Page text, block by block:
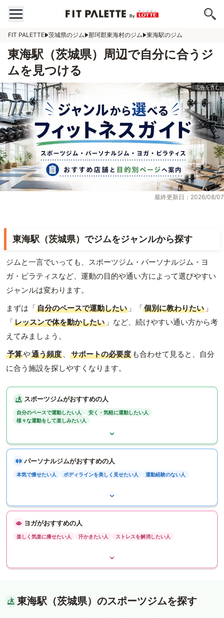
FIT PALETTE 茨城県のジム 那珂郡東海村のジム 東海駅のジム
東海駅（茨城県）周辺で自分に合うジ
ムを見つける
最終更新日：2026/08/07
東海駅（茨城県）でジムをジャンルから探す
ジムと一言でいっても、スポーツジム・パーソナルジム・ヨ
ガ・ピラティスなど、運動の目的や通い方によって選びやすい
ジャンルは変わります。
まずは「自分のペースで運動したい 」「個別に教わりたい 」
「レッスンで体を動かしたい 」など、続けやすい通い方から考
えてみましょう。
予算や通う頻度 、 サポートの必要度 も合わせて見ると、自分
に合う施設を探しやすくなります。
スポーツジムがおすすめの人
自分のペースで運動したい人
安く・気軽に運動したい人
様々な運動をして楽しみたい人
パーソナルジムがおすすめの人
本気で痩せたい人 ボディラインを美しく見せたい人 運動経験のない人
ヨガがおすすめの人
楽しく気楽に痩せたい人 汗かきたい人 ストレスを解消したい人
東海駅（茨城県）のスポーツジムを探す